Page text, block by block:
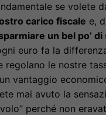
se volete
carico fiscale e,
un bel po’ di
euro fa la
regolano le nostre
vantaggio
mai avuto la
perché non